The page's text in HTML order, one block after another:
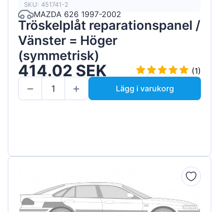
SKU: 451741-2
MAZDA 626 1997-2002
Tröskelplåt reparationspanel /
Vänster = Höger
(symmetrisk)
414.02 SEK
(1)
Lägg i varukorg